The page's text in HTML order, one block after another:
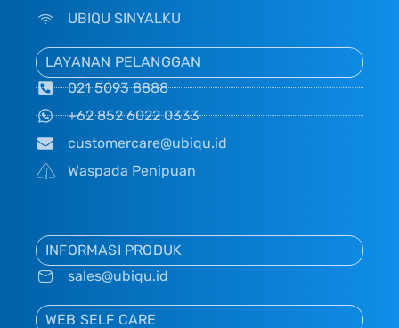
UBIQU SINYALKU
LAYANAN PELANGGAN
021 5093 8888
+62 852 6022 0333
customercare@ubiqu.id
Waspada Penipuan
INFORMASI PRODUK
sales@ubiqu.id
WEB SELF CARE